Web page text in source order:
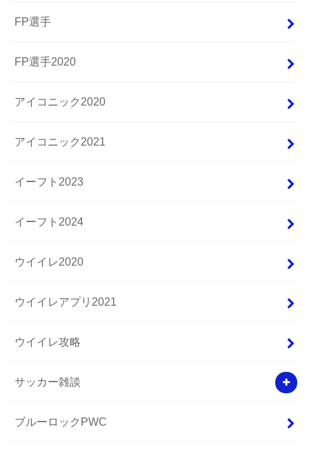
FP選手
FP選手2020
アイコニック2020
アイコニック2021
イーフト2023
イーフト2024
ウイイレ2020
ウイイレアプリ2021
ウイイレ攻略
サッカー雑談
ブルーロックPWC